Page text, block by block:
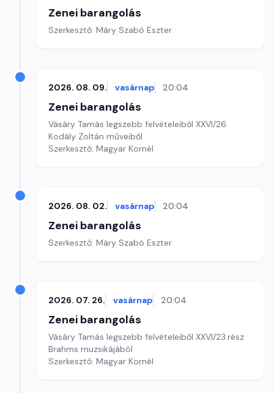
Zenei barangolás
Szerkesztő: Máry Szabó Eszter
2026. 08. 09. vasárnap 20:04
Zenei barangolás
Vásáry Tamás legszebb felvételeiből XXVI/26.
Kodály Zoltán műveiből
Szerkesztő: Magyar Kornél
2026. 08. 02. vasárnap 20:04
Zenei barangolás
Szerkesztő: Máry Szabó Eszter
2026. 07. 26. vasárnap 20:04
Zenei barangolás
Vásáry Tamás legszebb felvételeiből XXVI/23.rész
Brahms muzsikájából
Szerkesztő: Magyar Kornél